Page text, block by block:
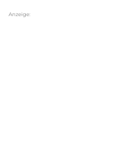
Anzeige: